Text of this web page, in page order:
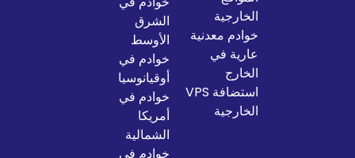
الشرق
الأوسط
خوادم في
أوقيانوسيا
خوادم في
أمريكا